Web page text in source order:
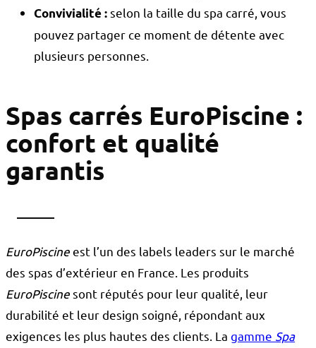
Convivialité :selon la taille du spa carré, vous
pouvez partager ce moment de détente avec
plusieurs personnes.
Spas carrés EuroPiscine :
confort et qualité
garantis
EuroPiscineest l’un des labels leaders sur le marché
des spas d’extérieur en France. Les produits
EuroPiscinesont réputés pour leur qualité, leur
durabilité et leur design soigné, répondant aux
exigences les plus hautes des clients. La gamme Spa